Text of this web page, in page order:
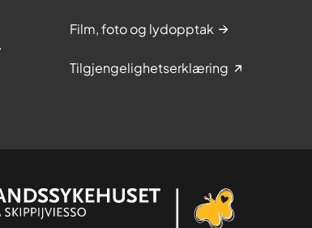
Film, foto og lydopptak
Tilgjengelighetserklæring